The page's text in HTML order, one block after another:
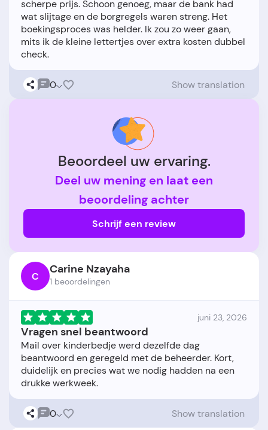
scherpe prijs. Schoon genoeg, maar de bank had
wat slijtage en de borgregels waren streng. Het
boekingsproces was helder. Ik zou zo weer gaan,
mits ik de kleine lettertjes over extra kosten dubbel
0 Show translation
Beoordeel uw ervaring.
Deel uw mening en laat een
beoordeling achter
Schrijf een review
C Carine Nzayaha
1 beoordelingen
juni 23, 2026
Vragen snel beantwoord
Mail over kinderbedje werd dezelfde dag
beantwoord en geregeld met de beheerder. Kort,
duidelijk en precies wat we nodig hadden na een
0 Show translation